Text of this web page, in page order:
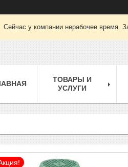
Сейчас у компании нерабочее время.
ТОВАРЫ И
УСЛУГИ